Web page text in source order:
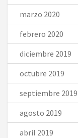
marzo 2020
febrero 2020
diciembre 2019
octubre 2019
septiembre 2019
agosto 2019
abril 2019